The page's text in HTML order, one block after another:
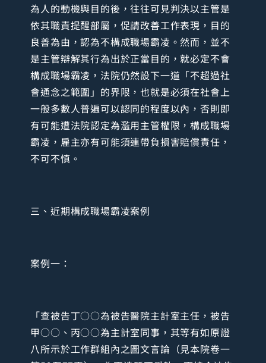
為人的動機與目的後，往往可見判決以主管是
依其職責提醒部屬，促請改善工作表現，目的
良善為由，認為不構成職場霸凌。然而，並不
是主管辯解其行為出於正當目的，就必定不會
構成職場霸凌，法院仍然設下一道「不超過社
會通念之範圍」的界限，也就是必須在社會上
一般多數人普遍可以認同的程度以內，否則即
有可能遭法院認定為濫用主管權限，構成職場
霸凌，雇主亦有可能須連帶負損害賠償責任，
不可不慎。
三、近期構成職場霸凌案例
案例一：
「查被告丁○○為被告醫院主計室主任，被告
甲○○、丙○○為主計室同事，其等有如原證
八所示於工作群組內之圖文言論（見本院卷一